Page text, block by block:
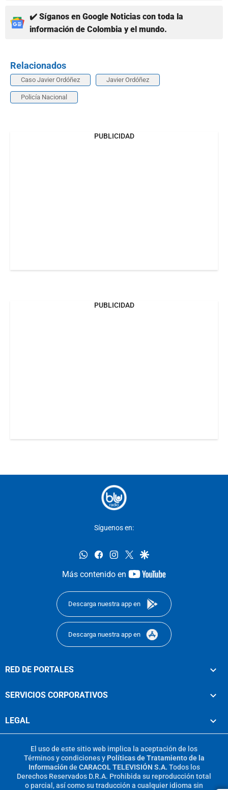
✔️ Síganos en Google Noticias con toda la
información de Colombia y el mundo.
Relacionados
Caso Javier Ordóñez Javier Ordóñez
Policía Nacional
PUBLICIDAD
PUBLICIDAD
Síguenos en:
whatsappfacebookinstagram
twittergoogle
Más contenido en
youtube-
Descarga nuestra app en
Descarga nuestra app en
RED DE PORTALES
SERVICIOS CORPORATIVOS
LEGAL
El uso de este sitio web implica la aceptación de los
Términos y condicionesy Políticas de Tratamiento de la
Información de CARACOL TELEVISIÓN S.A. Todos los
Derechos Reservados D.R.A. Prohibida su reproducción total
o parcial, así como su traducción a cualquier idioma sin